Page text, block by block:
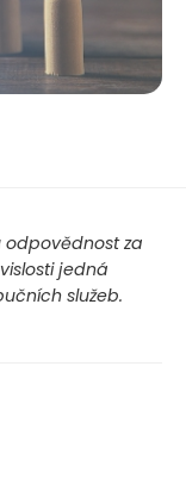
odpovědnost za
jedná
služeb.